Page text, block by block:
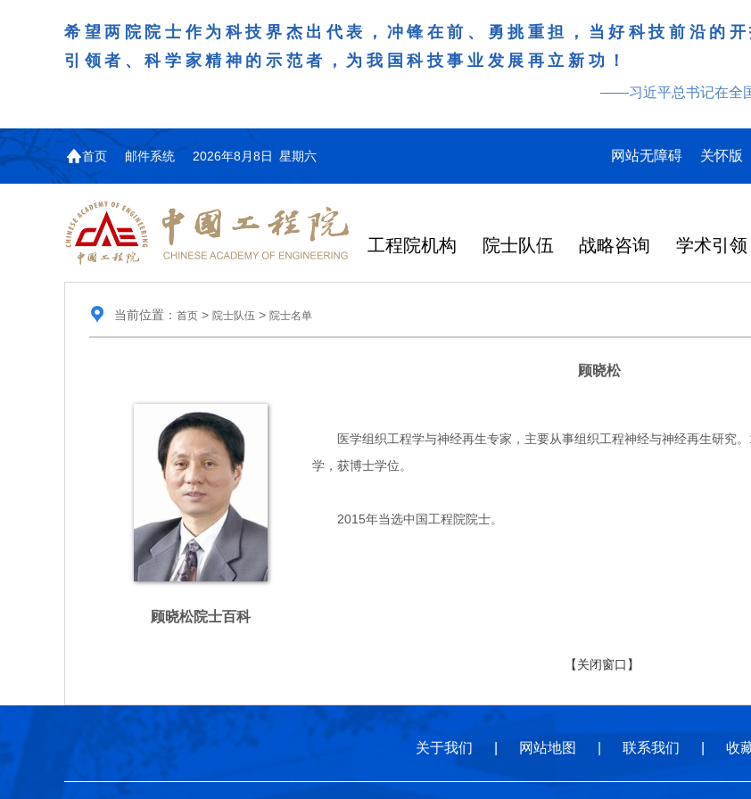
希望两院院士作为科技界杰出代表，冲锋在前、勇挑重担，当好科技前沿的
引领者、科学家精神的示范者，为我国科技事业发展再立新功！
——习近平总书记在全
首页 邮件系统 2026年8月8日 星期六 网站无障碍 关怀版
工程院机构 院士队伍 战略咨询 学术引领
当前位置： 首页> 院士队伍 > 院士名单
顾晓松
顾晓松院士百科
医学组织工程学与神经再生专家，主要从事组织工程神经与神经再生研究
学，获博士学位。
2015年当选中国工程院院士。
【关闭窗口】
关于我们 网站地图 联系我们 收